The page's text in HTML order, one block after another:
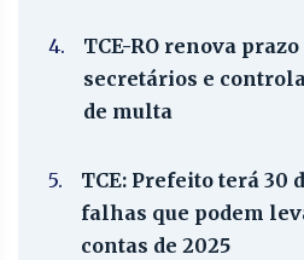
4.
TCE-RO renova
secretários e
de multa
5.
TCE: Prefeito terá 30
falhas que podem
contas de 2025